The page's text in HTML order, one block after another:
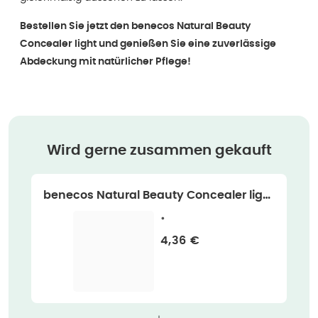
Bestellen Sie jetzt den benecos Natural Beauty
Concealer light und genießen Sie eine zuverlässige
Abdeckung mit natürlicher Pflege!
Wird gerne zusammen gekauft
benecos Natural Beauty Concealer light
Bio•
Verkaufspreis
4,36 €